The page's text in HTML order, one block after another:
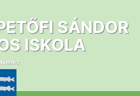
SÁNDOR
ISKOLA